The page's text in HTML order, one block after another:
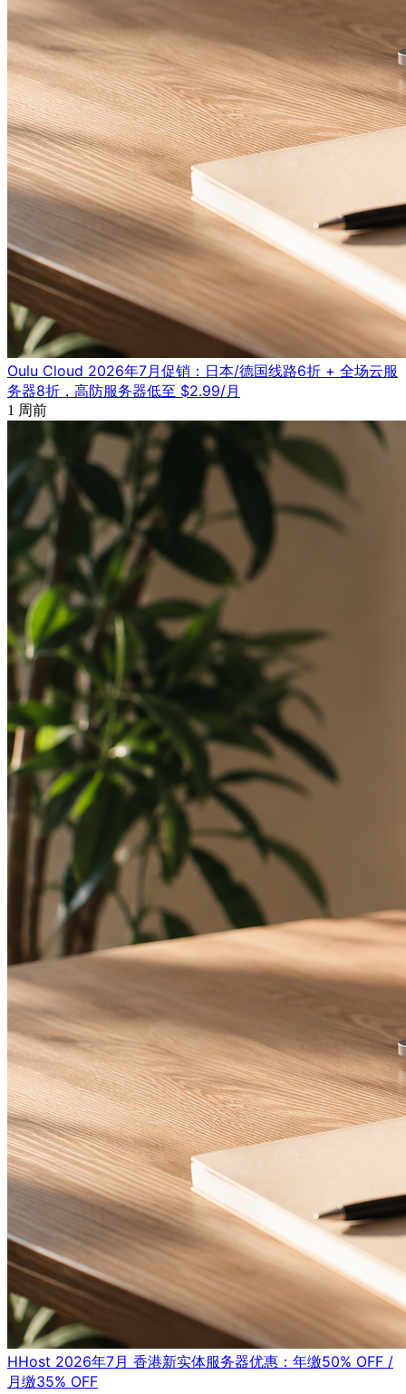
Oulu Cloud 2026年7月促销：日本/德国线路6折 + 全场云服
务器8折，高防服务器低至 $2.99/月
1 周前
HHost 2026年7月 香港新实体服务器优惠：年缴50% OFF /
月缴35% OFF